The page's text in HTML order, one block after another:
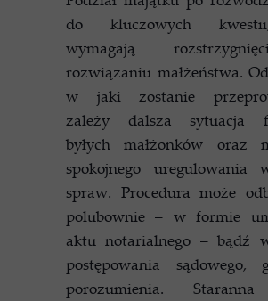
do kluczowych
wymagają
rozwiązaniu małżeństwa.
w jaki zostanie
zależy dalsza sytuacja
byłych małżonków oraz
spokojnego uregulowania
spraw. Procedura może
polubownie – w formie
aktu notarialnego – bądź
postępowania sądowego,
porozumienia.